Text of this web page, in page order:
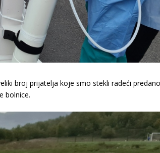
broj prijatelja koje smo stekli radeći
bolnice.